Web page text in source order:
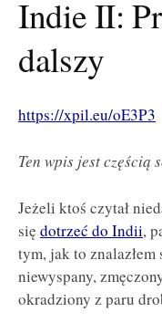
Indie II:
dalszy
https://xpil.eu/oE3P3
Ten wpis jest
Jeżeli ktoś czytał
się dotrzeć do Indii,
tym, jak to
niewyspany,
okradziony z paru